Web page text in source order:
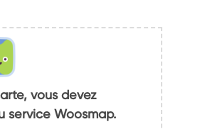
vous devez
service Woosmap.